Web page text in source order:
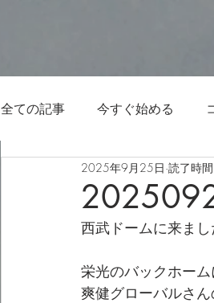
全ての記事 今すぐ始める
2025年9月25日 読了時
西武ドームに来ま
栄光のバックホー
爽健グローバルさ